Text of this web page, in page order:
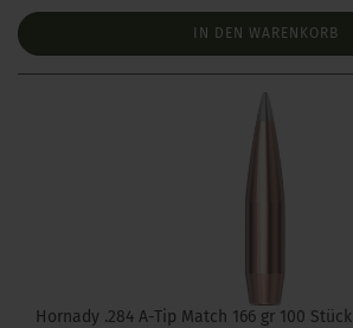
IN DEN WARENKORB
Hornady .284 A-Tip Match 166 gr 100 Stück